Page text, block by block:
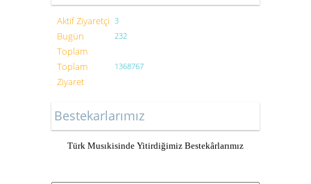
Aktif Ziyaretçi 3
Bugün
Toplam
232
Toplam
Ziyaret
1368767
Bestekarlarımız
Türk Musıkisinde Yitirdiğimiz Bestekârlarımız